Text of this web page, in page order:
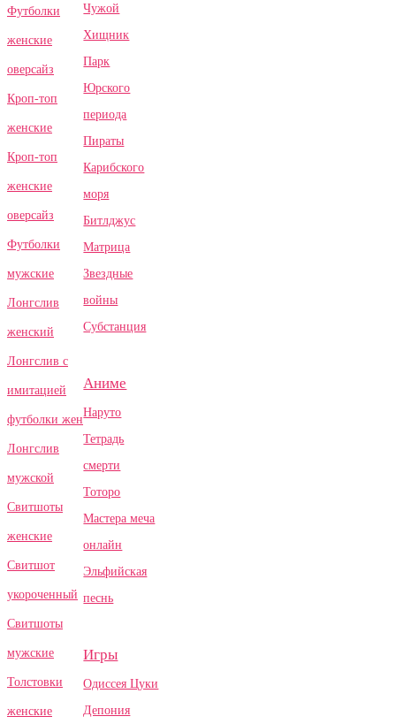
Футболки
женские
оверсайз
Кроп-топ
женские
Кроп-топ
женские
оверсайз
Футболки
мужские
Лонгслив
женский
Лонгслив с
имитацией
футболки жен
Лонгслив
мужской
Свитшоты
женские
Свитшот
укороченный
Свитшоты
мужские
Толстовки
женские
Чужой
Хищник
Парк
Юрского
периода
Пираты
Карибского
моря
Битлджус
Матрица
Звездные
войны
Субстанция
Аниме
Наруто
Тетрадь
смерти
Тоторо
Мастера меча
онлайн
Эльфийская
песнь
Игры
Одиссея Цуки
Депония